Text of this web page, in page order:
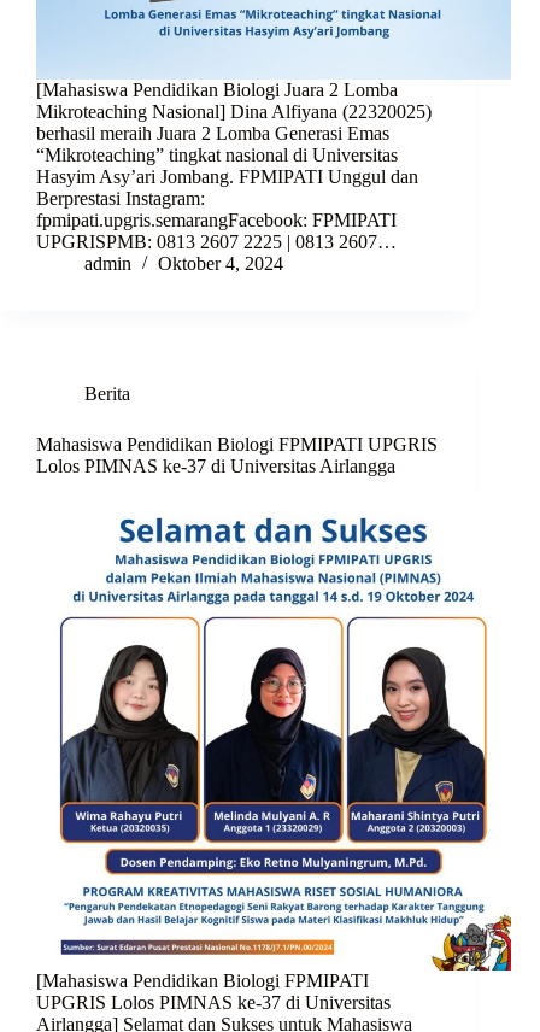
[Mahasiswa Pendidikan Biologi Juara 2 Lomba
Mikroteaching Nasional] Dina Alfiyana (22320025)
berhasil meraih Juara 2 Lomba Generasi Emas
“Mikroteaching” tingkat nasional di Universitas
Hasyim Asy’ari Jombang. FPMIPATI Unggul dan
Berprestasi Instagram:
fpmipati.upgris.semarangFacebook: FPMIPATI
UPGRISPMB: 0813 2607 2225 | 0813 2607…
admin
Oktober 4, 2024
Berita
Mahasiswa Pendidikan Biologi FPMIPATI UPGRIS
Lolos PIMNAS ke-37 di Universitas Airlangga
[Mahasiswa Pendidikan Biologi FPMIPATI
UPGRIS Lolos PIMNAS ke-37 di Universitas
Airlangga] Selamat dan Sukses untuk Mahasiswa